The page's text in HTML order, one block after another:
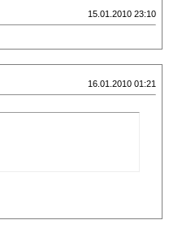
15.01.2010 23:10
16.01.2010 01:21